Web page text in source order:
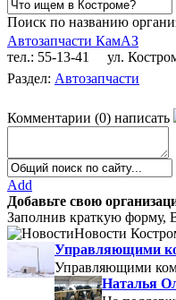
Поиск по названию
Автозапчасти КамАЗ
тел.: 55-13-41
ул.
Раздел: Автозапчасти
Комментарии (0) написать
Add
Добавьте свою
Заполнив краткую форму,
Новости
Управляющими
Управляющими
Наталья